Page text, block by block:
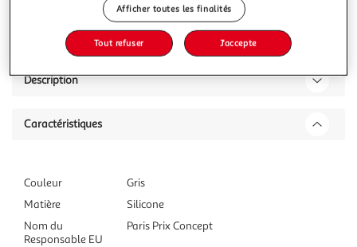
Description
Caractéristiques
Couleur
Gris
Matière
Silicone
Nom du
Responsable EU
Paris Prix Concept
Afficher toutes les finalités
Tout refuser J'accepte